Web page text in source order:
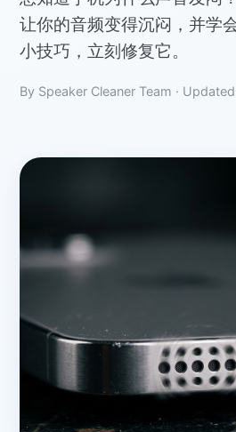
让你的音频变得沉闷，并学
小技巧，立刻修复它。
By Speaker Cleaner Team ·